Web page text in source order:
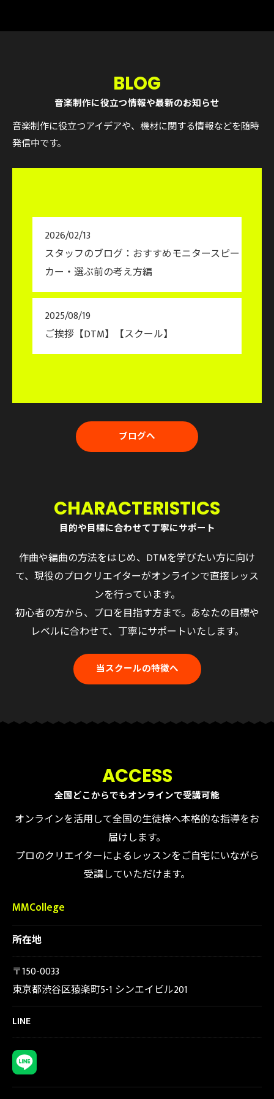
音楽制作に役立つ情報や最新のお知らせ
BLOG
音楽制作に役立つアイデアや、機材に関する情報などを随時
発信中です。
2026/02/13
スタッフのブログ：おすすめモニタースピー
カー・選ぶ前の考え方編
2025/08/19
ご挨拶【DTM】【スクール】
ブログへ
目的や目標に合わせて丁寧にサポート
CHARACTERISTICS
作曲や編曲の方法をはじめ、DTMを学びたい方に向け
て、現役のプロクリエイターがオンラインで直接レッス
ンを行っています。
初心者の方から、プロを目指す方まで。あなたの目標や
レベルに合わせて、丁寧にサポートいたします。
当スクールの特徴へ
全国どこからでもオンラインで受講可能
ACCESS
オンラインを活用して全国の生徒様へ本格的な指導をお
届けします。
プロのクリエイターによるレッスンをご自宅にいながら
受講していただけます。
MMCollege
所在地
〒150-0033
東京都渋谷区猿楽町5-1 シンエイビル201
LINE